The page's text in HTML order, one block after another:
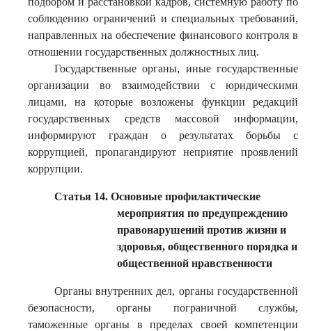
соблюдению ограничений и специальных требований,
направленных на обеспечение финансового контроля в
отношении государственных должностных лиц.
Государственные органы, иные государственные
организации во взаимодействии с юридическими
лицами, на которые возложены функции редакций
государственных средств массовой информации,
информируют граждан о результатах борьбы с
коррупцией, пропагандируют неприятие проявлений
коррупции.
Статья 14. Основные профилактические
мероприятия по предупреждению
правонарушений против жизни и
здоровья, общественного порядка и
общественной нравственности
Органы внутренних дел, органы государственной
безопасности, органы пограничной службы,
таможенные органы в пределах своей компетенции